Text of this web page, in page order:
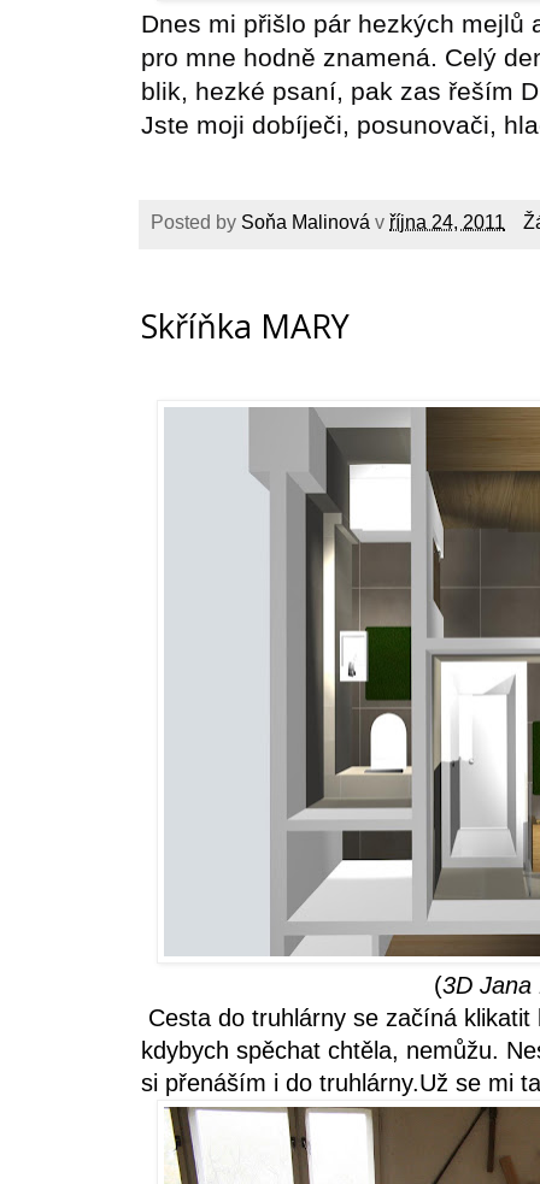
Dnes mi přišlo pár hezkých mejlů
pro mne hodně znamená. Celý
blik, hezké psaní, pak zas řeším
Jste moji dobíječi, posunovači,
Posted by Soňa Malinová v října 24, 2011
Skříňka MARY
(3D Jana
Cesta do truhlárny se začíná
kdybych spěchat chtěla, nemůžu.
si přenáším i do truhlárny.Už se mi